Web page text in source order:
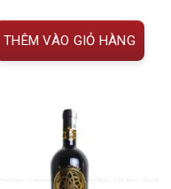
THÊM VÀO GIỎ HÀNG